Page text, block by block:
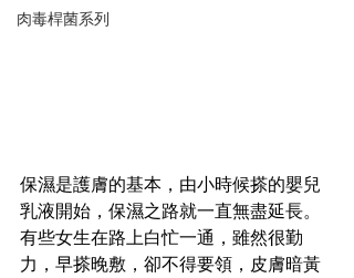
肉毒桿菌系列
保濕是護膚的基本，由小時候搽的嬰兒
乳液開始，保濕之路就一直無盡延長。
有些女生在路上白忙一通，雖然很勤
力，早搽晚敷，卻不得要領，皮膚暗黃